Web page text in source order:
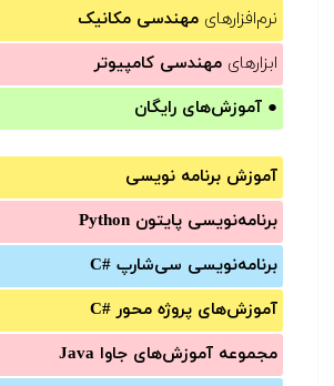
نرم‌افزارهای مهندسی مکانیک
ابزارهای مهندسی کامپیوتر
● آموزش‌های رایگان
آموزش برنامه نویسی
برنامه‌نویسی پایتون Python
برنامه‌‌نویسی سی‌شارپ C#‎
آموزش‌های پروژه محور #C
مجموعه آموزش‌های جاوا Java